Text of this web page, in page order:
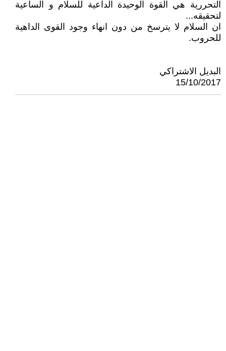
التحررية هي القوة الوحيدة الداعية للسلام و الساعية
لتحقيقه...
ان السلام لا يترسخ من دون انهاء وجود القوى الداهية
للحروب.
البديل الاشتراكي
15/10/2017